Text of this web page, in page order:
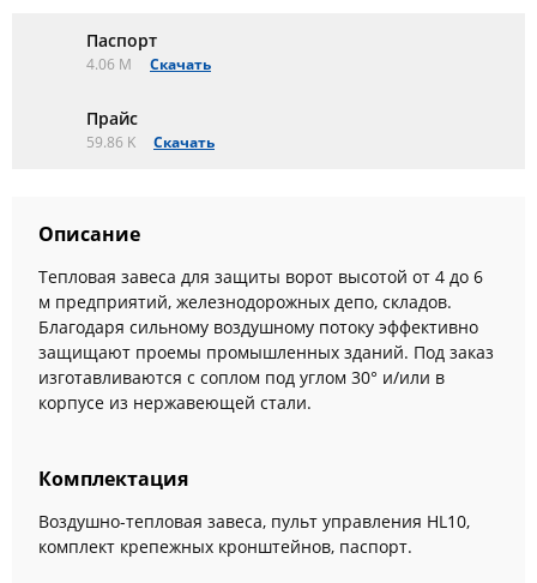
Паспорт
4.06 M Скачать
Прайс
59.86 K Скачать
Описание
Тепловая завеса для защиты ворот высотой от 4 до 6
м предприятий, железнодорожных депо, складов.
Благодаря сильному воздушному потоку эффективно
защищают проемы промышленных зданий. Под заказ
изготавливаются с соплом под углом 30° и/или в
корпусе из нержавеющей стали.
Комплектация
Воздушно-тепловая завеса, пульт управления HL10,
комплект крепежных кронштейнов, паспорт.